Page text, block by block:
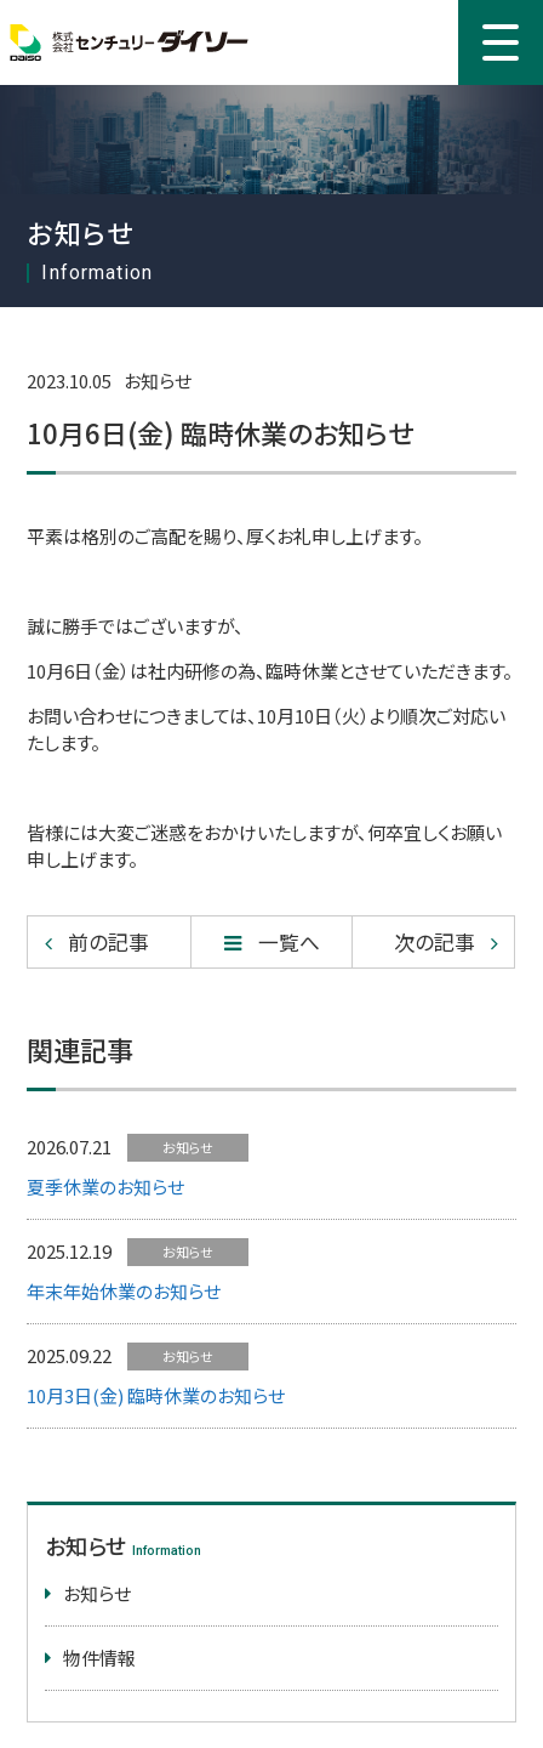
お知らせ
2023.10.05 お知らせ
10月6日(金) 臨時休業のお知らせ
平素は格別のご高配を賜り、厚くお礼申し上げます。
誠に勝手ではございますが、
10月6日（金）は社内研修の為、臨時休業とさせていただきます。
お問い合わせにつきましては、10月10日（火）より順次ご対応い
たします。
皆様には大変ご迷惑をおかけいたしますが、何卒宜しくお願い
申し上げます。
前の記事 一覧へ 次の記事
関連記事
2026.07.21 お知らせ
夏季休業のお知らせ
2025.12.19 お知らせ
年末年始休業のお知らせ
2025.09.22 お知らせ
10月3日(金) 臨時休業のお知らせ
お知らせ Information
お知らせ
物件情報